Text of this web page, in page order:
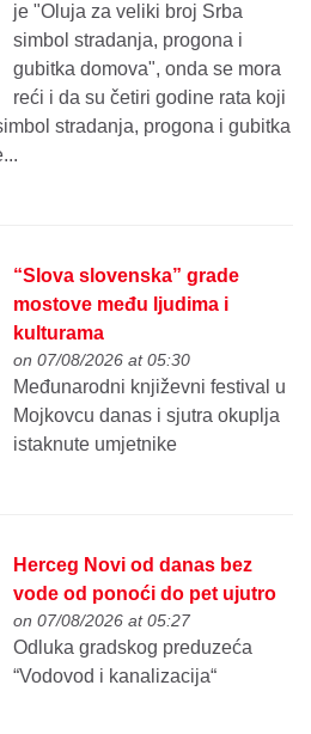
je "Oluja za veliki broj Srba
simbol stradanja, progona i
gubitka domova", onda se mora
reći i da su četiri godine rata koji
stradanja, progona i gubitka
“Slova slovenska” grade
mostove među ljudima i
kulturama
on 07/08/2026 at 05:30
Međunarodni književni festival u
Mojkovcu danas i sjutra okuplja
istaknute umjetnike
Herceg Novi od danas bez
vode od ponoći do pet ujutro
on 07/08/2026 at 05:27
Odluka gradskog preduzeća
“Vodovod i kanalizacija“